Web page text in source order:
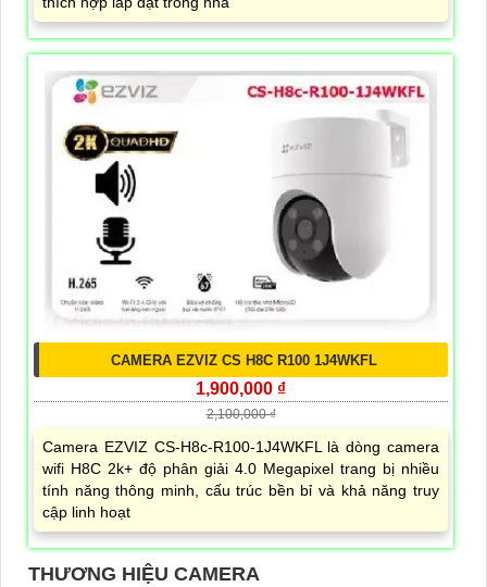
CAMERA EZVIZ CS H8C R100 1J4WKFL
1,900,000 ₫
2,100,000 ₫
Camera EZVIZ CS-H8c-R100-1J4WKFL là dòng camera
wifi H8C 2k+ độ phân giải 4.0 Megapixel trang bị nhiều
tính năng thông minh, cấu trúc bền bỉ và khả năng truy
cập linh hoạt
THƯƠNG HIỆU CAMERA